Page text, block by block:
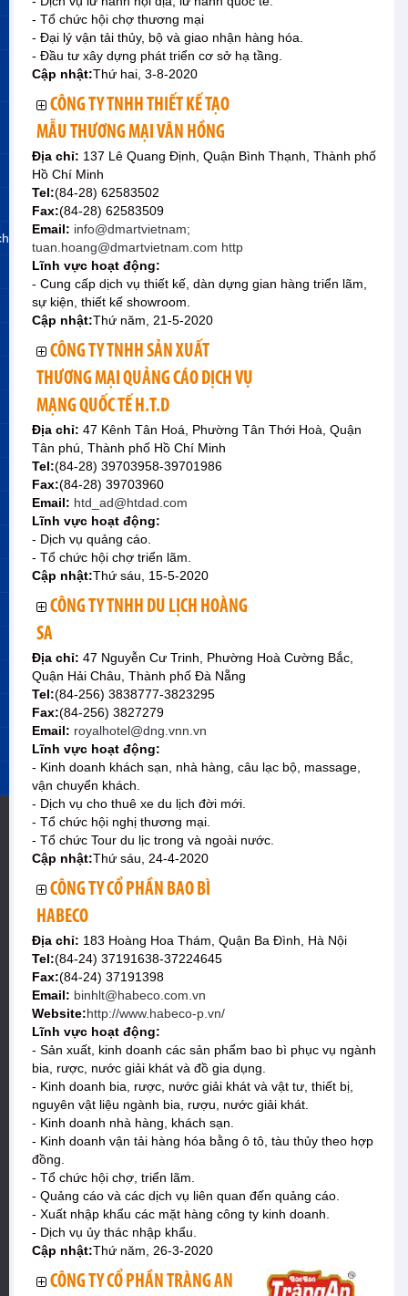
- Tổ chức hội chợ thương mại
- Đại lý vận tải thủy, bộ và giao nhận hàng hóa.
- Đầu tư xây dựng phát triển cơ sở hạ tầng.
Cập nhật:Thứ hai, 3-8-2020
CÔNG TY TNHH THIẾT KẾ TẠO
MẪU THƯƠNG MẠI VÂN HỒNG
Địa chỉ: 137 Lê Quang Định, Quận Bình Thạnh, Thành phố
Hồ Chí Minh
Tel:(84-28) 62583502
Fax:(84-28) 62583509
Email: info@dmartvietnam;
tuan.hoang@dmartvietnam.com http
Lĩnh vực hoạt động:
- Cung cấp dịch vụ thiết kế, dàn dựng gian hàng triển lãm,
sự kiện, thiết kế showroom.
Cập nhật:Thứ năm, 21-5-2020
CÔNG TY TNHH SẢN XUẤT
THƯƠNG MẠI QUẢNG CÁO DỊCH VỤ
MẠNG QUỐC TẾ H.T.D
Địa chỉ: 47 Kênh Tân Hoá, Phường Tân Thới Hoà, Quận
Tân phú, Thành phố Hồ Chí Minh
Tel:(84-28) 39703958-39701986
Fax:(84-28) 39703960
Email: htd_ad@htdad.com
Lĩnh vực hoạt động:
- Dịch vụ quảng cáo.
- Tổ chức hội chợ triển lãm.
Cập nhật:Thứ sáu, 15-5-2020
CÔNG TY TNHH DU LỊCH HOÀNG
SA
Địa chỉ: 47 Nguyễn Cư Trinh, Phường Hoà Cường Bắc,
Quận Hải Châu, Thành phố Đà Nẵng
Tel:(84-256) 3838777-3823295
Fax:(84-256) 3827279
Email: royalhotel@dng.vnn.vn
Lĩnh vực hoạt động:
- Kinh doanh khách sạn, nhà hàng, câu lạc bộ, massage,
vận chuyển khách.
- Dịch vụ cho thuê xe du lịch đời mới.
- Tổ chức hội nghị thương mại.
- Tổ chức Tour du lịc trong và ngoài nước.
Cập nhật:Thứ sáu, 24-4-2020
CÔNG TY CỔ PHẦN BAO BÌ
HABECO
Địa chỉ: 183 Hoàng Hoa Thám, Quận Ba Đình, Hà Nội
Tel:(84-24) 37191638-37224645
Fax:(84-24) 37191398
Email: binhlt@habeco.com.vn
Website:http://www.habeco-p.vn/
Lĩnh vực hoạt động:
- Sản xuất, kinh doanh các sản phẩm bao bì phục vụ ngành
bia, rược, nước giải khát và đồ gia dụng.
- Kinh doanh bia, rược, nước giải khát và vật tư, thiết bị,
nguyên vật liệu ngành bia, rượu, nước giải khát.
- Kinh doanh nhà hàng, khách sạn.
- Kinh doanh vận tải hàng hóa bằng ô tô, tàu thủy theo hợp
đồng.
- Tổ chức hội chợ, triển lãm.
- Quảng cáo và các dịch vụ liên quan đến quảng cáo.
- Xuất nhập khẩu các mặt hàng công ty kinh doanh.
- Dịch vụ ủy thác nhập khẩu.
Cập nhật:Thứ năm, 26-3-2020
CÔNG TY CỔ PHẦN TRÀNG AN